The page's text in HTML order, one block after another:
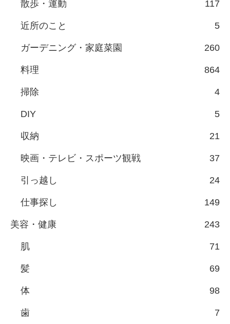
散歩・運動 117
近所のこと 5
ガーデニング・家庭菜園 260
料理 864
掃除 4
DIY 5
収納 21
映画・テレビ・スポーツ観戦 37
引っ越し 24
仕事探し 149
美容・健康 243
肌 71
髪 69
体 98
歯 7